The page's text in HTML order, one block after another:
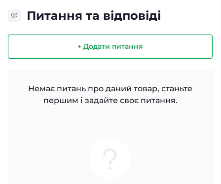
Питання та відповіді
+ Додати питання
Немає питань про даний товар, станьте
першим і задайте своє питання.